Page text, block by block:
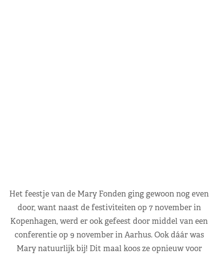
Het feestje van de Mary Fonden ging gewoon nog even
door, want naast de festiviteiten op 7 november in
Kopenhagen, werd er ook gefeest door middel van een
conferentie op 9 november in Aarhus. Ook dáár was
Mary natuurlijk bij! Dit maal koos ze opnieuw voor